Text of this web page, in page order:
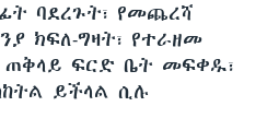
ባደረጉት፣ የመጨረሻ
ክፍለ-ግዛት፣ የተራዘመ
ጠቅላይ ፍርድ ቤት መፍቀዱ፣
ይችላል ሲሉ